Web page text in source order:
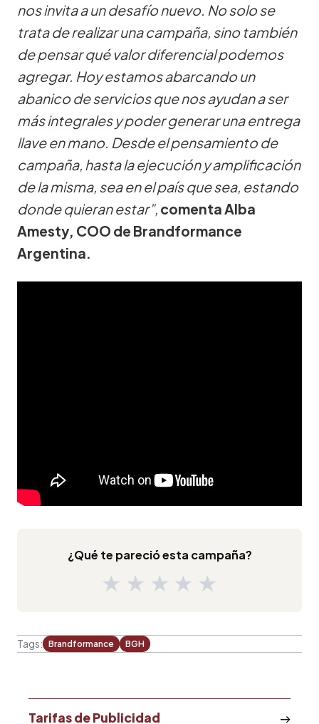
nos invita a un desafío nuevo. No solo se
trata de realizar una campaña, sino también
de pensar qué valor diferencial podemos
agregar. Hoy estamos abarcando un
abanico de servicios que nos ayudan a ser
más integrales y poder generar una entrega
llave en mano. Desde el pensamiento de
campaña, hasta la ejecución y amplificación
de la misma, sea en el país que sea, estando
donde quieran estar”, comenta Alba
Amesty, COO de Brandformance
Argentina.
¿Qué te pareció esta campaña?
★ ★ ★ ★ ★
Tags: Brandformance BGH
Tarifas de Publicidad